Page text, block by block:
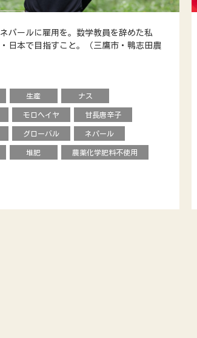
パールに雇用を。数学教員を辞めた私
日本で目指すこと。（三鷹市・鴨志田農
生産 ナス
モロヘイヤ 甘長唐辛子
グローバル ネパール
堆肥 農薬化学肥料不使用